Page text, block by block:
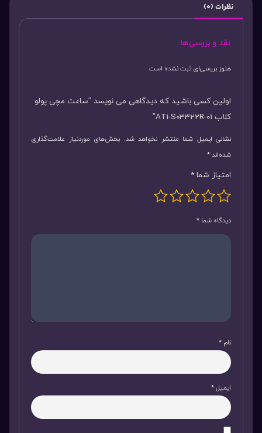
نظرات (0)
نقد و بررسی‌ها
هنوز بررسی‌ای ثبت نشده است.
اولین کسی باشید که دیدگاهی می نویسد “ساعت مچی پولو
کلاب AT1-S03322R-01”
نشانی ایمیل شما منتشر نخواهد شد. بخش‌های موردنیاز علامت‌گذاری
شده‌اند*
امتیاز شما *
دیدگاه شما *
نام *
ایمیل*